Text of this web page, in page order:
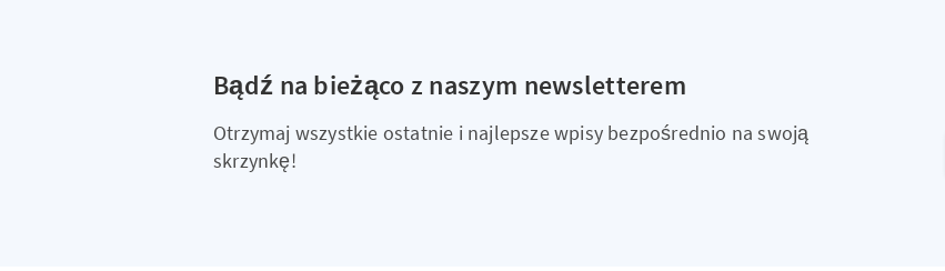
Bądź na bieżąco z naszym newsletterem
Otrzymaj wszystkie ostatnie i najlepsze wpisy bezpośrednio na swoją
skrzynkę!